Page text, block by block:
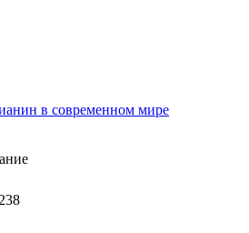
в современном мире